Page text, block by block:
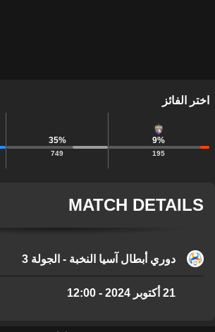
اختر الفائز
9%
195
35%
749
MATCH DETAILS
دوري أبطال آسيا النخبة - الجولة 3
21 أكتوبر 2024 -
12:00